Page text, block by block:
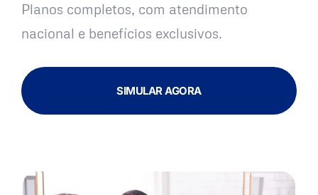
Planos completos, com atendimento
nacional e benefícios exclusivos.
SIMULAR AGORA